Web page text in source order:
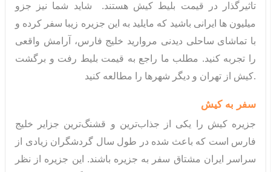
تاثیرگذار در قیمت بلیط کیش هستند. شاید شما نیز جزو
میلیون ها ایرانی باشید که مایلید به این جزیره زیبا سفر کرده و
با تماشای ساحلی دیدنی مروارید خلیج فارس، آرامش واقعی
را تجربه کنید. مطلب ما راجع به قیمت بلیط رفت و برگشت
کیش از تهران و دیگر شهرها را مطالعه کنید.
سفر به کیش
جزیره کیش را یکی از جذاب‌ترین و قشنگ‌ترین جزایر خلیج
فارس است که باعث شده در طول سال گردشگران زیادی از
سراسر ایران مشتاق سفر به جزیره باشند. این جزیره از نظر